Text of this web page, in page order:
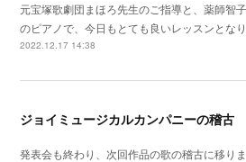
元宝塚歌劇団まほろ先生のご指導と、薬師智
のピアノで、今日もとても良いレッスンとな
2022.12.17 14:38
ジョイミュージカルカンパニーの稽古
発表会も終わり、次回作品の歌の稽古に移り